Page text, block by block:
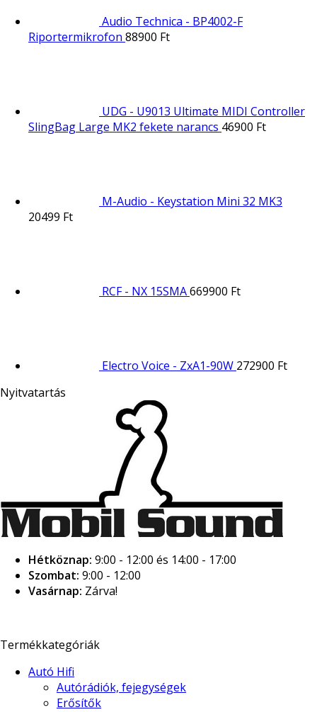
Audio Technica - BP4002-F
Riportermikrofon 88900 Ft
UDG - U9013 Ultimate MIDI Controller
SlingBag Large MK2 fekete narancs 46900 Ft
M-Audio - Keystation Mini 32 MK3
20499 Ft
RCF - NX 15SMA669900 Ft
Electro Voice - ZxA1-90W 272900 Ft
Nyitvatartás
Hétköznap: 9:00 - 12:00 és 14:00 - 17:00
Szombat: 9:00 - 12:00
Vasárnap: Zárva!
Termékkategóriák
Autó Hifi
Autórádiók, fejegységek
Erősítők